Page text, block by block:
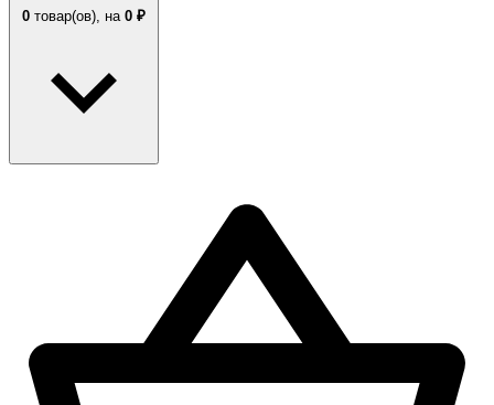
0 товар(ов), на 0 ₽